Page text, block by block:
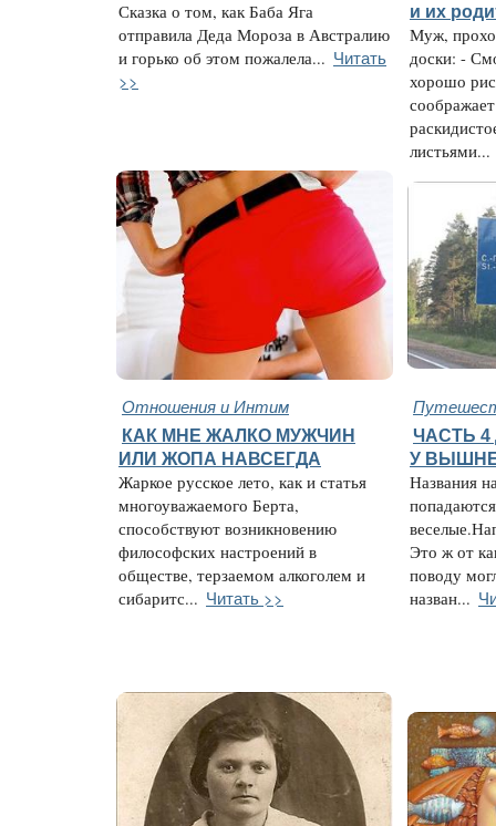
Сказка о том, как Баба Яга
отправила Деда Мороза в Австралию
и горько об этом пожалела... Читать
>>
и их
Муж,
доски: -
хорошо
листьями...
Отношения и Интим
КАК МНЕ ЖАЛКО МУЖЧИН
ИЛИ ЖОПА НАВСЕГДА
Жаркое русское лето, как и статья
многоуважаемого Берта,
способствуют возникновению
философских настроений в
обществе, терзаемом алкоголем и
сибаритс... Читать >>
ЧАСТЬ
У
Названия
Это ж от
поводу
назван...